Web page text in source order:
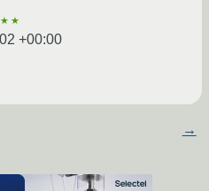
+00:00
→